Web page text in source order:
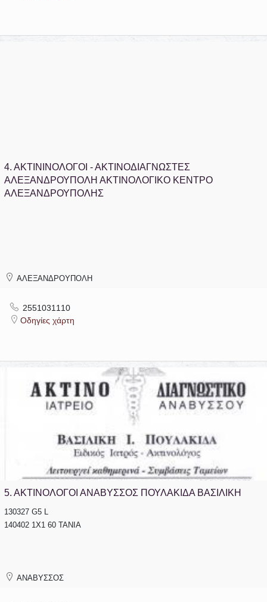
4. ΑΚΤΙΝΙΝΟΛΟΓΟΙ - ΑΚΤΙΝΟΔΙΑΓΝΩΣΤΕΣ
ΑΛΕΞΑΝΔΡΟΥΠΟΛΗ ΑΚΤΙΝΟΛΟΓΙΚΟ ΚΕΝΤΡΟ
ΑΛΕΞΑΝΔΡΟΥΠΟΛΗΣ
ΑΛΕΞΑΝΔΡΟΥΠΟΛΗ
2551031110
Οδηγίες χάρτη
5. ΑΚΤΙΝΟΛΟΓΟΙ ΑΝΑΒΥΣΣΟΣ ΠΟΥΛΑΚΙΔΑ ΒΑΣΙΛΙΚΗ
130327 G5 L
140402 1Χ1 60 TANIA
ΑΝΑΒΥΣΣΟΣ